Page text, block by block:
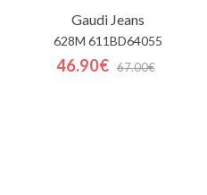
Gaudi Jeans
628M 611BD64055
46.90€ 67.00€